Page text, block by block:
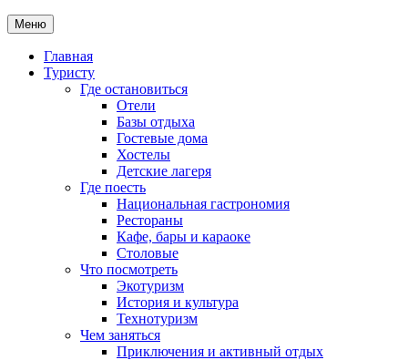
Меню
Главная
Туристу
Где остановиться
Отели
Базы отдыха
Гостевые дома
Хостелы
Детские лагеря
Где поесть
Национальная гастрономия
Рестораны
Кафе, бары и караоке
Столовые
Что посмотреть
Экотуризм
История и культура
Технотуризм
Чем заняться
Приключения и активный отдых